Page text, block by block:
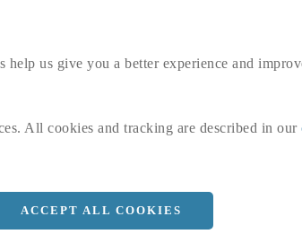
help us give you a better experience and
All cookies and tracking are described in our
ACCEPT ALL COOKIES
expand_less
a 30 MM
c
3 MM
6000 MM